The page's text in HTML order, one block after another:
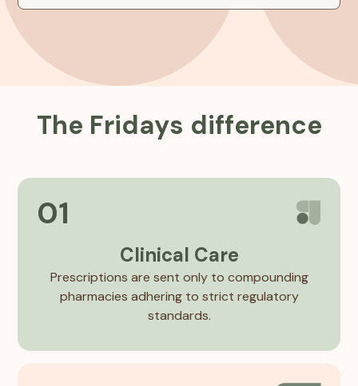
To begin, you’ll consult with a licensed healthcare
provider. They will assess your medical history
and weight loss goals, then prescribe a
compounded GLP-1 medication if appropriate,
regulated compounding pharmacy.
The Fridays difference
01
Clinical Care
Prescriptions are sent only to compounding
pharmacies adhering to strict regulatory
standards.